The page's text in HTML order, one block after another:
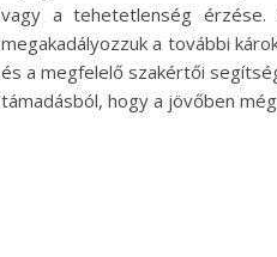
vagy a tehetetlenség érzése.
megakadályozzuk a további
és a megfelelő szakértői
támadásból, hogy a jövőben